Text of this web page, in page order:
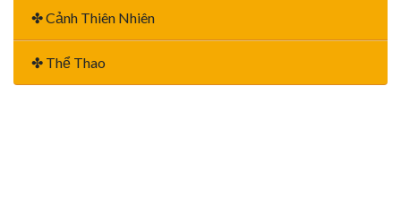
✤ Cảnh Thiên Nhiên
✤ Thể Thao